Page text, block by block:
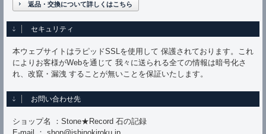
返品・交換について詳しくはこちら
セキュリティ
本ウェブサイトはラピッドSSLを使用して 保護されております。これ
によりお客様がWebを通じて 我々に送られる全ての情報は暗号化さ
れ、改竄・漏洩 することが無いことを保証いたします。
お問い合わせ先
ショップ名 ：Stone★Record 石の記録